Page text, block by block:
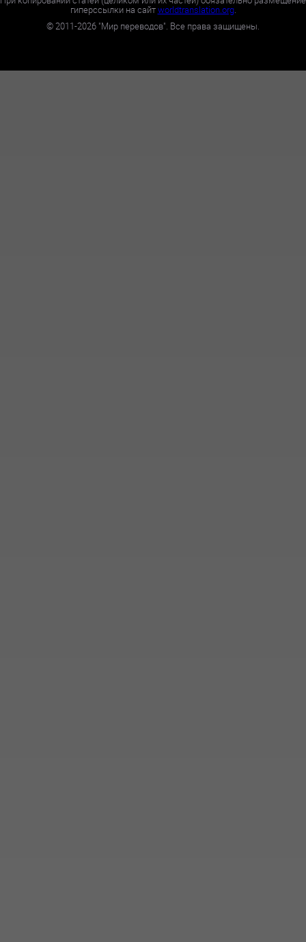
гиперссылки на сайтworldtranslation.org.
©2011-2026 "Мир переводов". Все права защищены.